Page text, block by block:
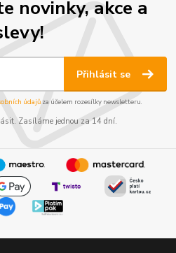
novinky, akce a
Přihlásit se
údajůza účelem rozesílky newsletteru.
Zasíláme jednou za 14 dní.